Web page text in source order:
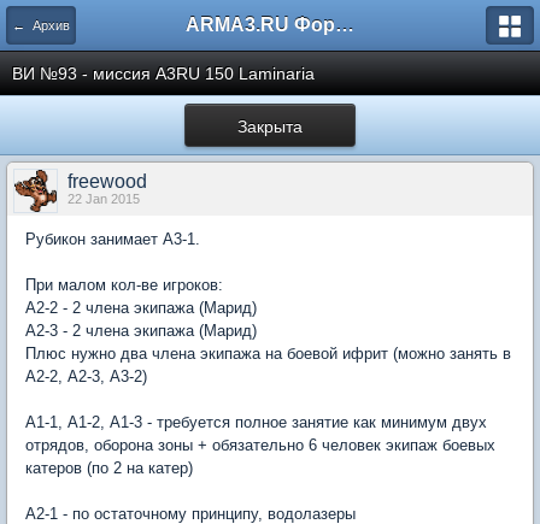
← Архив ARMA3.RU Форум
ВИ №93 - миссия A3RU 150 Laminaria
Закрыта
freewood
22 Jan 2015
Рубикон занимает А3-1.
При малом кол-ве игроков:
А2-2 - 2 члена экипажа (Марид)
А2-3 - 2 члена экипажа (Марид)
Плюс нужно два члена экипажа на боевой ифрит (можно занять в
А2-2, А2-3, А3-2)
А1-1, А1-2, А1-3 - требуется полное занятие как минимум двух
отрядов, оборона зоны + обязательно 6 человек экипаж боевых
катеров (по 2 на катер)
А2-1 - по остаточному принципу, водолазеры